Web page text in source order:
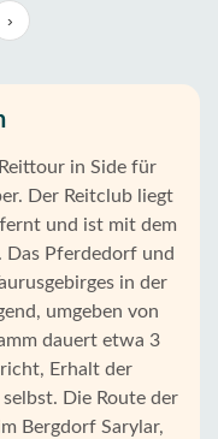
›
in Side für
Der Reitclub liegt
und ist mit dem
Pferdedorf und
in der
umgeben von
dauert etwa 3
Erhalt der
Die Route der
Bergdorf Sarylar,